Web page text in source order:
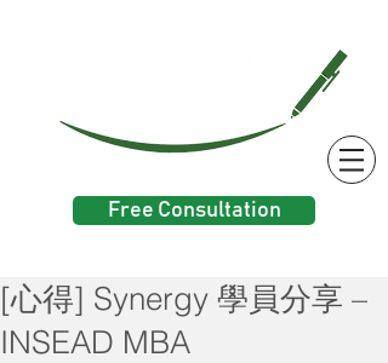
Free Consultation
[心得] Synergy 學員分享 –
INSEAD MBA